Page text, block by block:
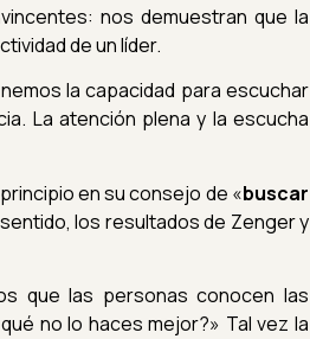
nos demuestran que la
de un líder.
la capacidad para escuchar
La atención plena y la escucha
en su consejo de «buscar
los resultados de Zenger y
que las personas conocen las
no lo haces mejor?» Tal vez la